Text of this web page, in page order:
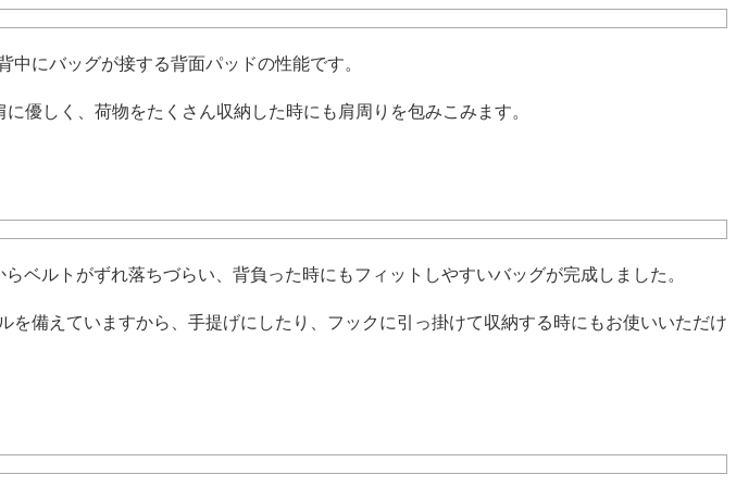
にバッグが接する背面パッドの性能です。
優しく、荷物をたくさん収納した時にも肩周りを包みこみます。
ベルトがずれ落ちづらい、背負った時にもフィットしやすいバッグが完成しました。
備えていますから、手提げにしたり、フックに引っ掛けて収納する時にもお使いいただけ